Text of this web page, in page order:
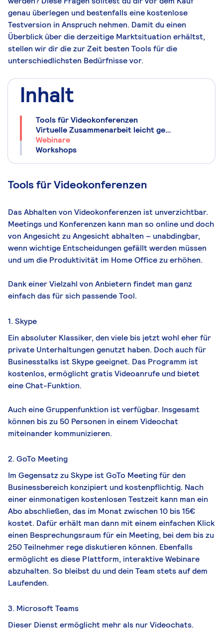
genau überlegen und bestenfalls eine kostenlose
Testversion in Anspruch nehmen. Damit du einen
Überblick über die derzeitige Marktsituation erhältst,
stellen wir dir die zur Zeit besten Tools für die
unterschiedlichsten Bedürfnisse vor.
Inhalt
Tools für Videokonferenzen
Virtuelle Zusammenarbeit leicht gemacht
Webinare
Workshops
Tools für Videokonferenzen
Das Abhalten von Videokonferenzen ist unverzichtbar.
Meetings und Konferenzen kann man so online und doch
von Angesicht zu Angesicht abhalten – unabdingbar,
wenn wichtige Entscheidungen gefällt werden müssen
und um die Produktivität im Home Officezu erhöhen.
Dank einer Vielzahl von Anbietern findet man ganz
einfach das für sich passende Tool.
1. Skype
Ein absoluter Klassiker, den viele bis jetzt wohl eher für
private Unterhaltungen genutzt haben. Doch auch für
Businesstalks ist Skype geeignet. Das Programm ist
kostenlos, ermöglicht gratis Videoanrufe und bietet
eine Chat-Funktion.
Auch eine Gruppenfunktion ist verfügbar. Insgesamt
können bis zu 50 Personen in einem Videochat
miteinander kommunizieren.
2. GoTo Meeting
Im Gegensatz zu Skype ist GoTo Meeting für den
Businessbereich konzipiert und kostenpflichtig. Nach
einer einmonatigen kostenlosen Testzeit kann man ein
Abo abschließen, das im Monat zwischen 10 bis 15€
kostet. Dafür erhält man dann mit einem einfachen Klick
einen Besprechungsraum für ein Meeting, bei dem bis zu
250 Teilnehmer rege diskutieren können. Ebenfalls
ermöglicht es diese Plattform, interaktive Webinare
abzuhalten. So bleibst du und dein Team stets auf dem
Laufenden.
3. Microsoft Teams
Dieser Dienst ermöglicht mehr als nur Videochats.